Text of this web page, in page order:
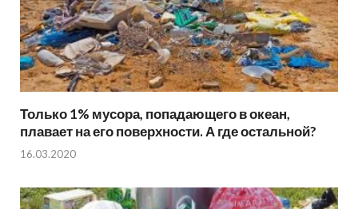
Только 1% мусора, попадающего в океан,
плавает на его поверхности. А где остальной?
16.03.2020